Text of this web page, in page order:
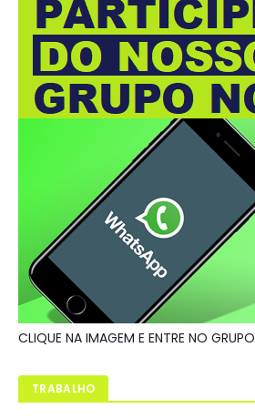
CLIQUE NA IMAGEM E ENTRE NO GRUPO
TRABALHO